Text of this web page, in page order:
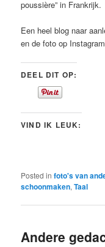
poussière” in Frankrijk.
Een heel blog naar
en de foto op
DEEL DIT OP:
VIND IK LEUK:
Posted in foto's van
schoonmaken,Taal
Andere